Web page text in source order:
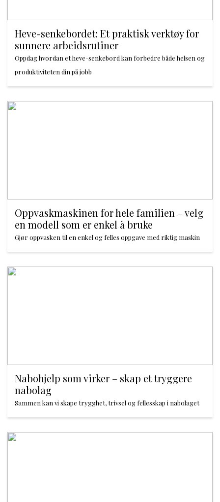
Heve-senkebordet: Et praktisk verktøy for
sunnere arbeidsrutiner
Oppdag hvordan et heve-senkebord kan forbedre både helsen og
produktiviteten din på jobb
Oppvaskmaskinen for hele familien – velg
en modell som er enkel å bruke
Gjør oppvasken til en enkel og felles oppgave med riktig maskin
Nabohjelp som virker – skap et tryggere
nabolag
Sammen kan vi skape trygghet, trivsel og fellesskap i nabolaget